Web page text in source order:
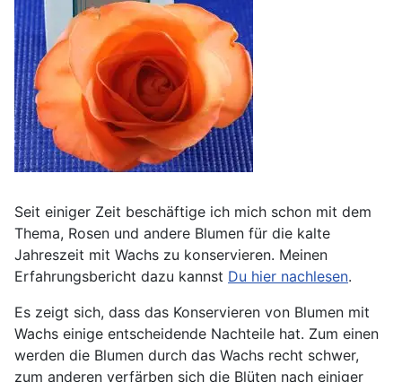
Seit einiger Zeit beschäftige ich mich schon mit dem
Thema, Rosen und andere Blumen für die kalte
Jahreszeit mit Wachs zu konservieren. Meinen
Erfahrungsbericht dazu kannst Du hier nachlesen.
Es zeigt sich, dass das Konservieren von Blumen mit
Wachs einige entscheidende Nachteile hat. Zum einen
werden die Blumen durch das Wachs recht schwer,
zum anderen verfärben sich die Blüten nach einiger